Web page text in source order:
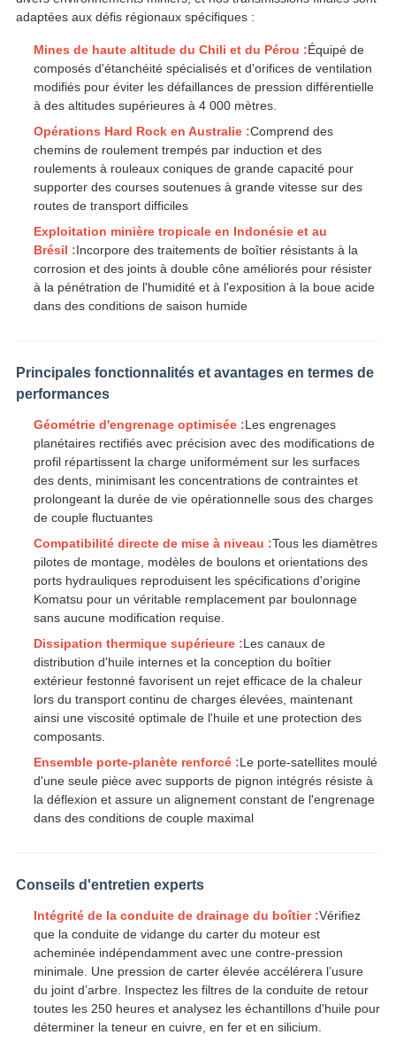
adaptées aux défis régionaux spécifiques :
Mines de haute altitude du Chili et du Pérou :Équipé de
composés d'étanchéité spécialisés et d'orifices de ventilation
modifiés pour éviter les défaillances de pression différentielle
à des altitudes supérieures à 4 000 mètres.
Opérations Hard Rock en Australie :Comprend des
chemins de roulement trempés par induction et des
roulements à rouleaux coniques de grande capacité pour
supporter des courses soutenues à grande vitesse sur des
routes de transport difficiles
Exploitation minière tropicale en Indonésie et au
Brésil :Incorpore des traitements de boîtier résistants à la
corrosion et des joints à double cône améliorés pour résister
à la pénétration de l'humidité et à l'exposition à la boue acide
dans des conditions de saison humide
Principales fonctionnalités et avantages en termes de
performances
Géométrie d'engrenage optimisée :Les engrenages
planétaires rectifiés avec précision avec des modifications de
profil répartissent la charge uniformément sur les surfaces
des dents, minimisant les concentrations de contraintes et
prolongeant la durée de vie opérationnelle sous des charges
de couple fluctuantes
Compatibilité directe de mise à niveau :Tous les diamètres
pilotes de montage, modèles de boulons et orientations des
ports hydrauliques reproduisent les spécifications d'origine
Komatsu pour un véritable remplacement par boulonnage
sans aucune modification requise.
Dissipation thermique supérieure :Les canaux de
distribution d'huile internes et la conception du boîtier
extérieur festonné favorisent un rejet efficace de la chaleur
lors du transport continu de charges élevées, maintenant
ainsi une viscosité optimale de l'huile et une protection des
composants.
Ensemble porte-planète renforcé :Le porte-satellites moulé
d'une seule pièce avec supports de pignon intégrés résiste à
la déflexion et assure un alignement constant de l'engrenage
dans des conditions de couple maximal
Conseils d'entretien experts
Intégrité de la conduite de drainage du boîtier :Vérifiez
que la conduite de vidange du carter du moteur est
acheminée indépendamment avec une contre-pression
minimale. Une pression de carter élevée accélérera l’usure
du joint d’arbre. Inspectez les filtres de la conduite de retour
toutes les 250 heures et analysez les échantillons d'huile pour
déterminer la teneur en cuivre, en fer et en silicium.